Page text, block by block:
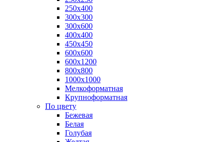
250х400
300х300
300х600
400х400
450х450
600х600
600х1200
800х800
1000х1000
Мелкоформатная
Крупноформатная
По цвету
Бежевая
Белая
Голубая